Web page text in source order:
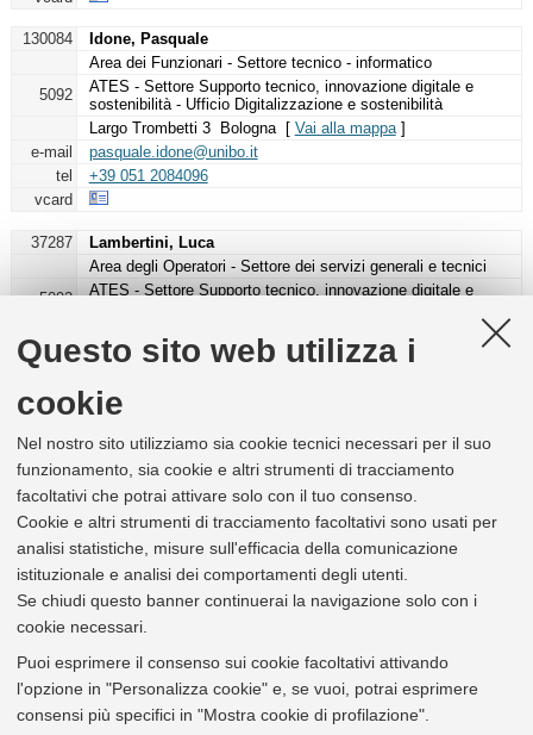
Questo sito web utilizza i
cookie
Nel nostro sito utilizziamo sia cookie tecnici necessari per il suo
funzionamento, sia cookie e altri strumenti di tracciamento
facoltativi che potrai attivare solo con il tuo consenso.
Cookie e altri strumenti di tracciamento facoltativi sono usati per
analisi statistiche, misure sull'efficacia della comunicazione
istituzionale e analisi dei comportamenti degli utenti.
Se chiudi questo banner continuerai la navigazione solo con i
cookie necessari.
Puoi esprimere il consenso sui cookie facoltativi attivando
l'opzione in "Personalizza cookie" e, se vuoi, potrai esprimere
consensi più specifici in "Mostra cookie di profilazione".
130084
Idone, Pasquale
Area dei Funzionari - Settore tecnico - informatico
5092
ATES - Settore Supporto tecnico, innovazione digitale e
sostenibilità - Ufficio Digitalizzazione e sostenibilità
Largo Trombetti 3 Bologna [ Vai alla mappa]
e-mail
pasquale.idone@unibo.it
tel
+39 051 2084096
vcard
37287
Lambertini, Luca
Area degli Operatori - Settore dei servizi generali e tecnici
5092
ATES - Settore Supporto tecnico, innovazione digitale e
e-mail
luca.lambertini5@unibo.it
vcard
80888
Moretti, Tiberio
Area dei Collaboratori - Settore tecnico, scientifico,
tecnologico, informatico e dei servizi generali
ACRA - Settore Distretto Campus
e-mail
tiberio.moretti@unibo.it
tel
+39 0547 339561
vcard
Area dei Collaboratori - Settore tecnico, scientifico,
tecnologico, informatico e dei servizi generali
5092
ATES - Settore Supporto tecnico, innovazione digitale e